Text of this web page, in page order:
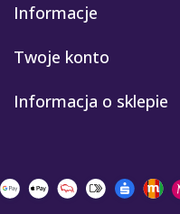
Informacje
Twoje konto
Informacja o sklepie